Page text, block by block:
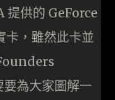
提供的 GeForce
，雖然此卡並
為大家圖解一